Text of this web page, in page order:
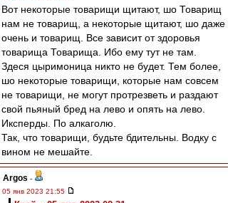
Вот некоторые товарищи щитают, шо Товарищ
нам не товарищ, а некоторые щитают, шо даже
очень и товарищ. Все зависит от здоровья
товарища Товарища. Ибо ему тут не там.
Здеся цыримоница никто не будет. Тем более,
шо некоторые товарищи, которые нам совсем
не товарищи, не могут протрезветь и раздают
свой пьяный бред на лево и опять на лево.
Иксперды. По алкаголю.
Так, что товарищи, будьте бдительны. Водку с
вином не мешайте.
Argos -
05 янв 2023 21:55